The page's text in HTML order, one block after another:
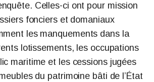
Celles-ci ont pour mission
fonciers et domaniaux
les manquements dans la
lotissements, les occupations
maritime et les cessions jugées
du patrimoine bâti de l’État